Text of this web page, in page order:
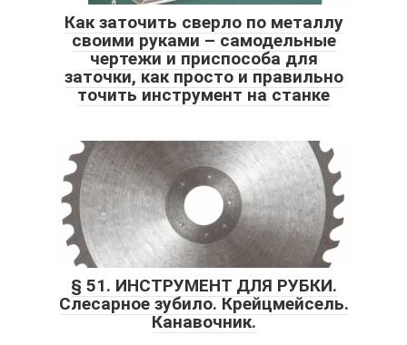
Как заточить сверло по металлу
своими руками – самодельные
чертежи и приспособа для
заточки, как просто и правильно
точить инструмент на станке
§ 51. ИНСТРУМЕНТ ДЛЯ РУБКИ.
Слесарное зубило. Крейцмейсель.
Канавочник.